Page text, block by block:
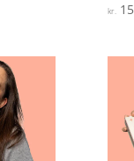
3.6
kr.